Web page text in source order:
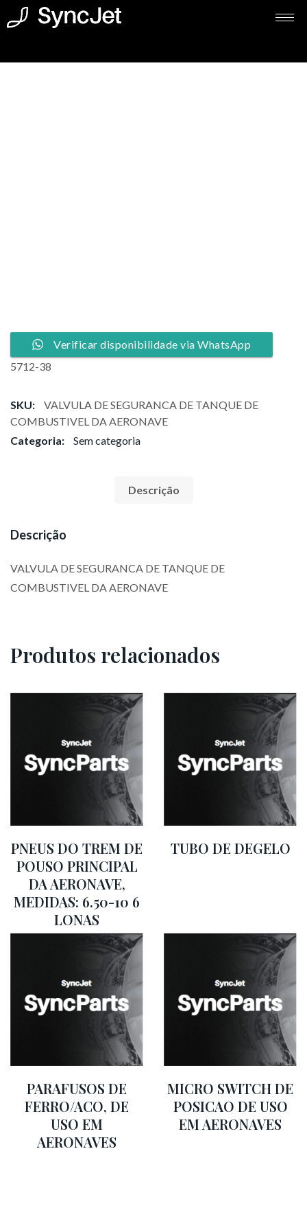
Verificar disponibilidade via WhatsApp
5712-38
SKU:
VALVULA DE SEGURANCA DE TANQUE DE
COMBUSTIVEL DA AERONAVE
Categoria:
Sem categoria
Descrição
Descrição
VALVULA DE SEGURANCA DE TANQUE DE
COMBUSTIVEL DA AERONAVE
Produtos relacionados
PNEUS DO TREM DE
POUSO PRINCIPAL
DA AERONAVE,
MEDIDAS: 6.50-10 6
LONAS
TUBO DE DEGELO
PARAFUSOS DE
FERRO/ACO, DE
USO EM
AERONAVES
MICRO SWITCH DE
POSICAO DE USO
EM AERONAVES